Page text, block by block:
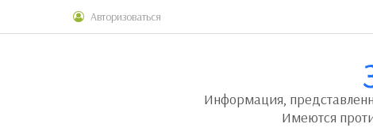
Авторизоваться
Информация,
Имеются